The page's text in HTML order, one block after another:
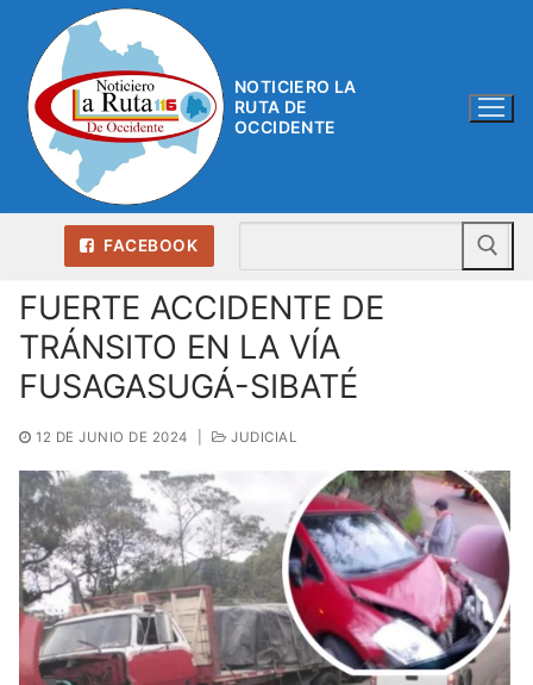
contenido
NOTICIERO LA
RUTA DE
OCCIDENTE
FACEBOOK
FUERTE ACCIDENTE DE
TRÁNSITO EN LA VÍA
FUSAGASUGÁ-SIBATÉ
12 DE JUNIO DE 2024 JUDICIAL